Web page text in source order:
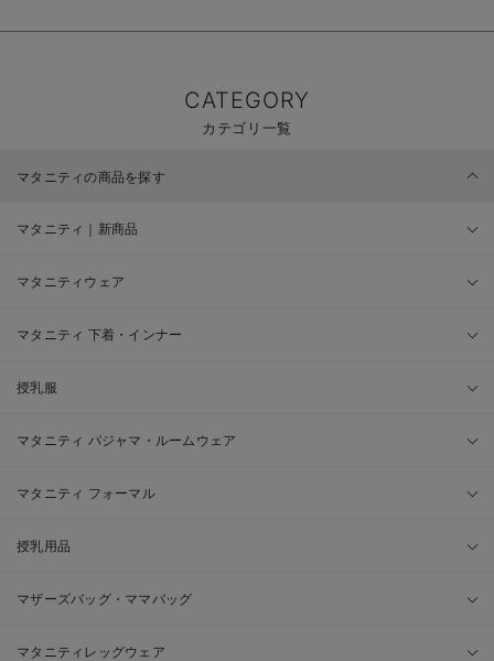
CATEGORY
カテゴリ一覧
マタニティの商品を探す
マタニティ｜新商品
マタニティウェア
マタニティ 下着・インナー
授乳服
マタニティ パジャマ・ルームウェア
マタニティ フォーマル
授乳用品
マザーズバッグ・ママバッグ
マタニティレッグウェア